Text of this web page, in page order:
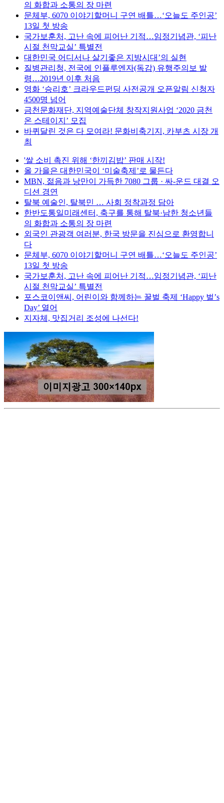
의 화합과 소통의 장 마련
문체부, 6070 이야기할머니 구연 배틀…‘오늘도 주인공’
13일 첫 방송
국가보훈처, 고난 속에 피어난 기적…임정기념관, ‘피난
시절 천막교실’ 특별전
대한민국 어디서나 살기좋은 지방시대’의 실현
질병관리청, 전국에 인플루엔자(독감) 유행주의보 발
령…2019년 이후 처음
영화 ‘승리호’ 크라우드펀딩 사전공개 오픈알림 신청자
4500명 넘어
금천문화재단, 지역예술단체 창작지원사업 ‘2020 금천
온 스테이지’ 모집
바퀴달린 것은 다 모여라! 문화비축기지, 카부츠 시장 개
최
'쌀 소비 촉진 위해 ‘한끼김밥’ 판매 시작!
올 가을은 대한민국이 ‘미술축제’로 물든다
MBN, 젊음과 낭만이 가득한 7080 그룹 · 싸-운드 대결 오
디션 경연
탈북 예술인, 탈북민 … 사회 정착과정 담아
한반도통일미래센터, 축구를 통해 탈북·남한 청소년들
의 화합과 소통의 장 마련
외국인 관광객 여러분, 한국 방문을 진심으로 환영합니
다
문체부, 6070 이야기할머니 구연 배틀…‘오늘도 주인공’
13일 첫 방송
국가보훈처, 고난 속에 피어난 기적…임정기념관, ‘피난
시절 천막교실’ 특별전
포스코이앤씨, 어린이와 함께하는 꿀벌 축제 ‘Happy 벌’s
Day’ 열어
지자체, 맛집거리 조성에 나선다!